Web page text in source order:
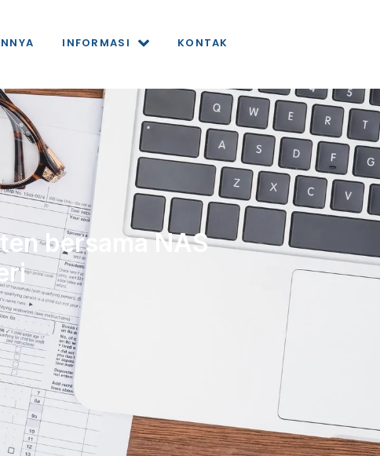
INFORMASI KONTAK
bersama NAS